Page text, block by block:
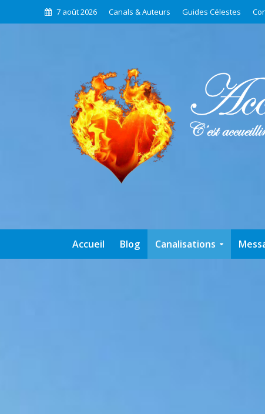
7 août 2026 Canals & Auteurs Guides Célestes
Accueil Blog Canalisations